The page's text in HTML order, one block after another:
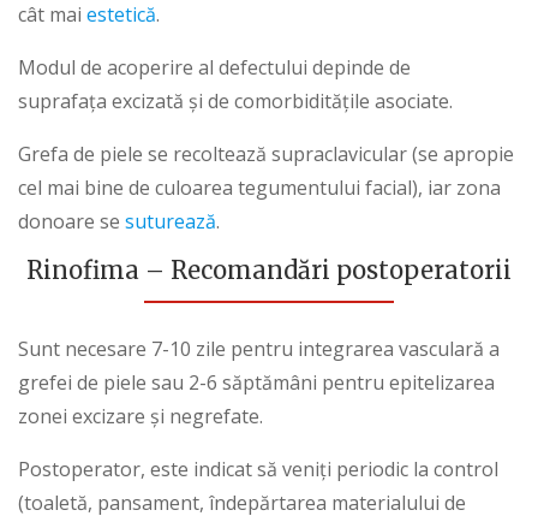
cât mai estetică.
Modul de acoperire al defectului depinde de
suprafața excizată și de comorbiditățile asociate.
Grefa de piele se recoltează supraclavicular (se apropie
cel mai bine de culoarea tegumentului facial), iar zona
donoare se suturează.
Rinofima – Recomandări postoperatorii
Sunt necesare 7-10 zile pentru integrarea vasculară a
grefei de piele sau 2-6 săptămâni pentru epitelizarea
zonei excizare și negrefate.
Postoperator, este indicat să veniți periodic la control
(toaletă, pansament, îndepărtarea materialului de